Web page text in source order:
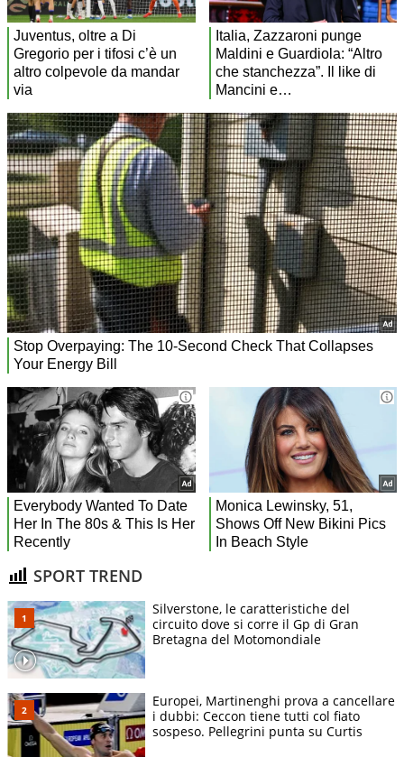
SPORT TREND
Silverstone, le caratteristiche del
circuito dove si corre il Gp di Gran
Bretagna del Motomondiale
Europei, Martinenghi prova a cancellare
i dubbi: Ceccon tiene tutti col fiato
sospeso. Pellegrini punta su Curtis